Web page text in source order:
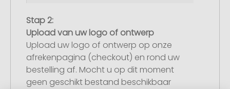
Stap 2:
Upload van uw logo of ontwerp
Upload uw logo of ontwerp op onze
afrekenpagina (checkout) en rond uw
bestelling af. Mocht u op dit moment
geen geschikt bestand beschikbaar